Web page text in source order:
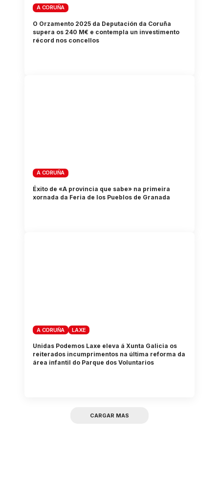
A CORUÑA
O Orzamento 2025 da Deputación da Coruña
supera os 240 M€ e contempla un investimento
récord nos concellos
A CORUÑA
Éxito de «A provincia que sabe» na primeira
xornada da Feria de los Pueblos de Granada
A CORUÑA LAXE
Unidas Podemos Laxe eleva á Xunta Galicia os
reiterados incumprimentos na última reforma da
área infantil do Parque dos Voluntarios
CARGAR MAS